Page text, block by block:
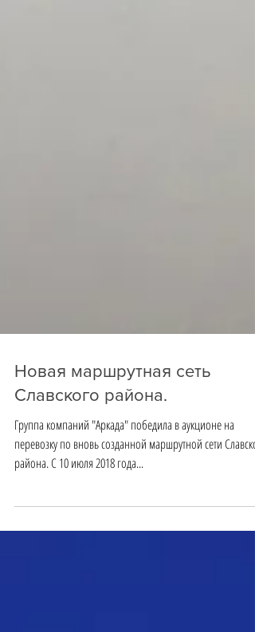
Новая маршрутная сеть
Славского района.
Группа компаний "Аркада" победила в аукционе на
перевозку по вновь созданной маршрутной сети